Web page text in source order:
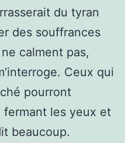
du tyran
des souffrances
calment pas,
Ceux qui
pourront
fermant les yeux et
beaucoup.